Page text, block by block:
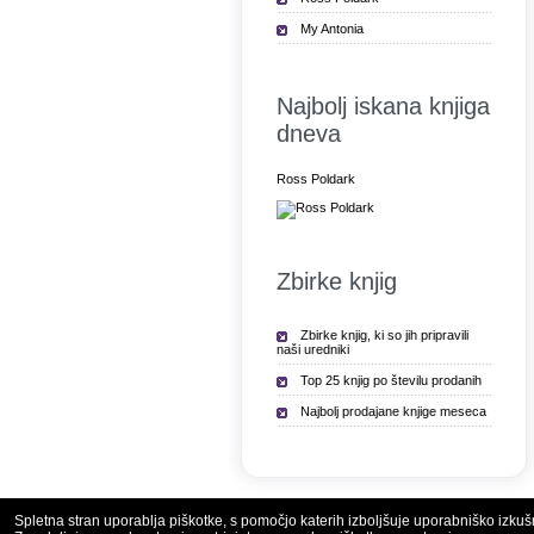
Spletna stran uporablja piškotke, s pomočjo katerih izboljšuje uporabniško
My Antonia
Najbolj iskana knjiga
dneva
Ross Poldark
Zbirke knjig
Zbirke knjig, ki so jih pripravili
naši uredniki
Top 25 knjig po številu prodanih
Najbolj prodajane knjige meseca